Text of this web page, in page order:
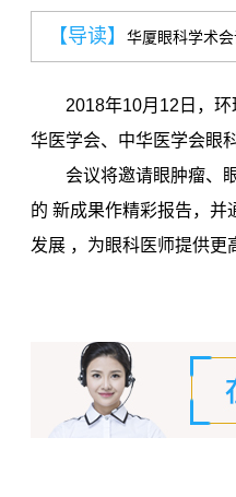
【导读】 华厦眼科学术
2018年10月12日，环球
华医学会、中华医学会眼
会议将邀请眼肿瘤、眼
的 新成果作精彩报告，并
发展 ，为眼科医师提供更